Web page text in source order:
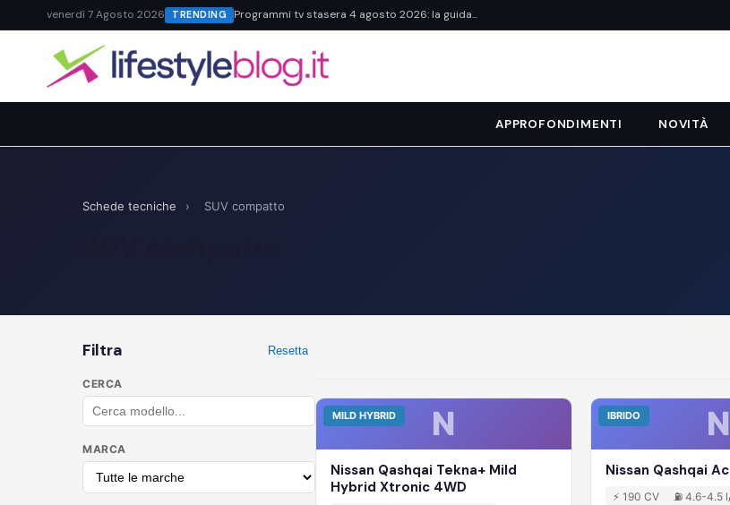
venerdì 7 Agosto 2026 TRENDING Programmi tv stasera 4 agosto 2026: la guida...
APPROFONDIMENTI NOVITÀ
Schede tecniche › SUV compatto
Filtra Resetta
CERCA
MARCA
N
MILD HYBRID
Nissan Qashqai Tekna+ Mild
Hybrid Xtronic 4WD
N
IBRIDO
Nissan Qashqai
⚡ 190 CV
⛽ 4.6-4.5